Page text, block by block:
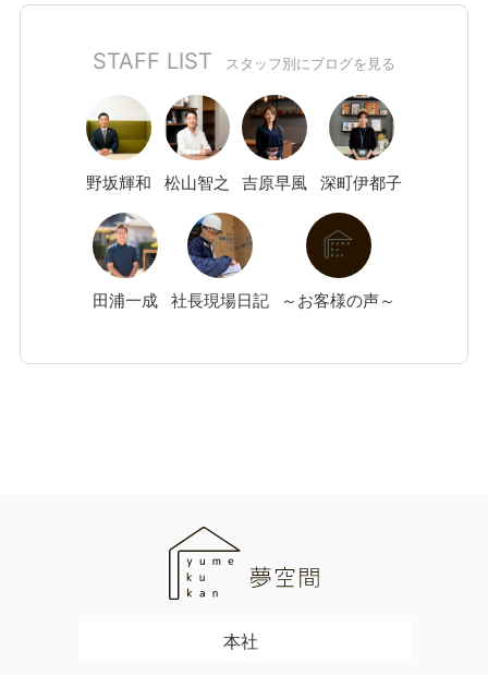
STAFF LIST スタッフ別にブログを見る
野坂輝和 松山智之 吉原早風 深町伊都子
田浦一成 社長現場日記 ～お客様の声～
本社